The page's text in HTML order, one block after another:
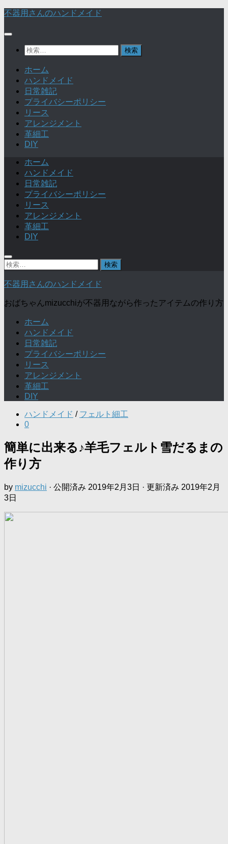
不器用さんのハンドメイド
検
ホーム
ハンドメイド
日常雑記
プライバシーポリシー
リース
アレンジメント
革細工
DIY
ホーム
ハンドメイド
日常雑記
プライバシーポリシー
リース
アレンジメント
革細工
DIY
検
不器用さんのハンドメイド
おばちゃんmizucchiが不器用ながら作ったアイテムの作り方
ホーム
ハンドメイド
日常雑記
プライバシーポリシー
リース
アレンジメント
革細工
DIY
ハンドメイド / フェルト細工
0
簡単に出来る♪羊毛フェルト雪だるまの
作り方
by mizucchi · 公開済み 2019年2月3日 · 更新済み 2019年2月
3日